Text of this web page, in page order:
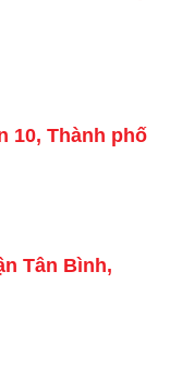
10, Thành phố
Tân Bình,